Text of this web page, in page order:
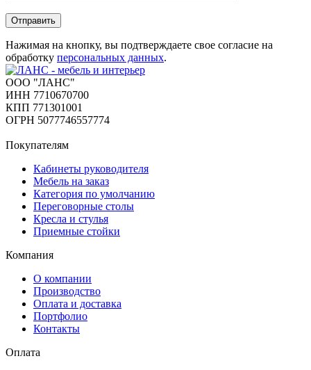
Отправить
Нажимая на кнопку, вы подтверждаете свое согласие на
обработку персональных данных.
ООО "ЛАНС"
ИНН 7710670700
КПП 771301001
ОГРН 5077746557774
Покупателям
Кабинеты руководителя
Мебель на заказ
Категория по умолчанию
Переговорные столы
Кресла и стулья
Приемные стойки
Компания
О компании
Производство
Оплата и доставка
Портфолио
Контакты
Оплата